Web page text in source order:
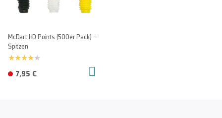
McDart HD Points (500er Pack) -
Spitzen
7,95 €